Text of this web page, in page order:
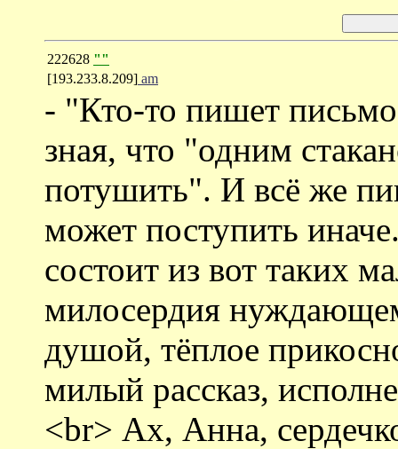
222628 ""
[193.233.8.209] am
- "Кто-то пишет письмо
зная, что "одним
потушить". И всё же
может поступить
состоит из вот таких
милосердия
душой, тёплое
милый рассказ,
<br> Ах, Анна,